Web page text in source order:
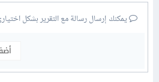
يمكنك إرسال رسالة مع التقرير بشكل